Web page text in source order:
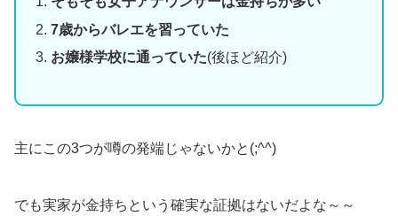
7歳からバレエを習っていた
お嬢様学校に通っていた(後ほど紹介)
主にこの3つが噂の発端じゃないかと(;^^)
でも実家が金持ちという確実な証拠はないだよな～～